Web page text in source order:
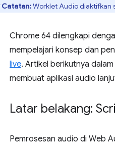
Catatan:Worklet Audio diaktifkan
Chrome 64 dilengkapi
mempelajari konsep dan
live. Artikel berikutnya dalam
membuat aplikasi audio
Latar belakang:
Pemrosesan audio di Web